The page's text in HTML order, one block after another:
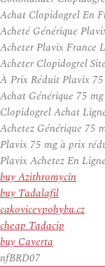
Achat Clopidogrel En
Acheté Générique
Acheter Plavix France
Acheter Clopidogrel
À Prix Réduit Plavix
Achat Générique 75
Clopidogrel Achat
Achetez Générique 75
Plavix 75 mg à prix
Plavix Achetez En Ligne
buy Azithromycin
buy Tadalafil
cakovicevpohybu.cz
cheap Tadacip
buy Caverta
nfBRD07